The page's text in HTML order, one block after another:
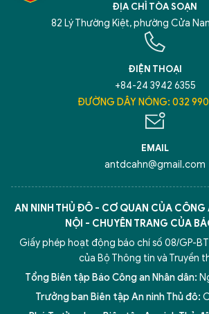
ĐỊA CHỈ TÒA SOẠN
82 Lý Thường Kiệt, phường Cửa
ĐIỆN THOẠI
+84-24 3942 6355
ĐƯỜNG DÂY NÓNG: 032
EMAIL
antdcahn@gmail.com
AN NINH THỦ ĐÔ - CƠ QUAN CỦA CÔNG
NỘI - CHUYÊN TRANG CỦA
Giấy phép hoạt động báo chí số 08/GP-
của Bộ Thông tin và Truyền
Tổng Biên tập Báo Công an Nhân dân:
Trưởng ban Biên tập An ninh Thủ đô: